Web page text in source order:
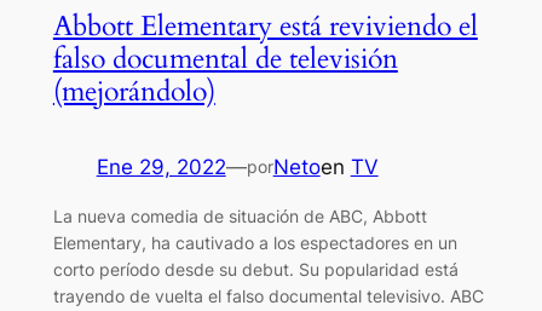
Abbott Elementary está reviviendo el
falso documental de televisión
(mejorándolo)
Ene 29, 2022—porNetoen TV
La nueva comedia de situación de ABC, Abbott
Elementary, ha cautivado a los espectadores en un
corto período desde su debut. Su popularidad está
trayendo de vuelta el falso documental televisivo. ABC